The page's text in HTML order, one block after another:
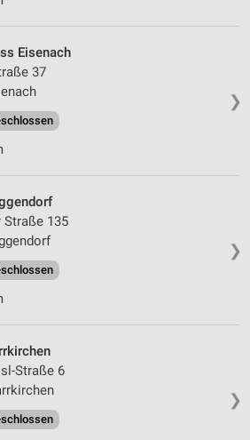
❯
Eisenach
37
❯
Straße 135
❯
Straße 6